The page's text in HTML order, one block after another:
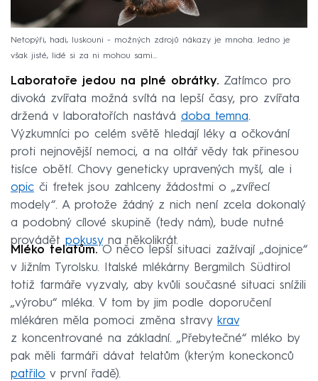
Netopýři, hadi, luskouni - možných zdrojů nákazy je mnoha. Jedno je
však jisté, lidé si za ni mohou sami...
Laboratoře jedou na plné obrátky. Zatímco pro
divoká zvířata možná svítá na lepší časy, pro zvířata
držená v laboratořích nastává doba temna.
Výzkumníci po celém světě hledají léky a očkování
proti nejnovější nemoci, a na oltář vědy tak přinesou
tisíce obětí. Chovy geneticky upravených myší, ale i
opic či fretek jsou zahlceny žádostmi o „zvířecí
modely“. A protože žádný z nich není zcela dokonalý
a podobný cílové skupině (tedy nám), bude nutné
provádět pokusyna několikrát.
Mléko telatům.O něco lepší situaci zažívají „dojnice“
v Jižním Tyrolsku. Italské mlékárny Bergmilch Südtirol
totiž farmáře vyzvaly, aby kvůli současné situaci snížili
„výrobu“ mléka. V tom by jim podle doporučení
mlékáren měla pomoci změna stravy krav
z koncentrované na základní. „Přebytečné“ mléko by
pak měli farmáři dávat telatům (kterým koneckonců
patřilo v první řadě).